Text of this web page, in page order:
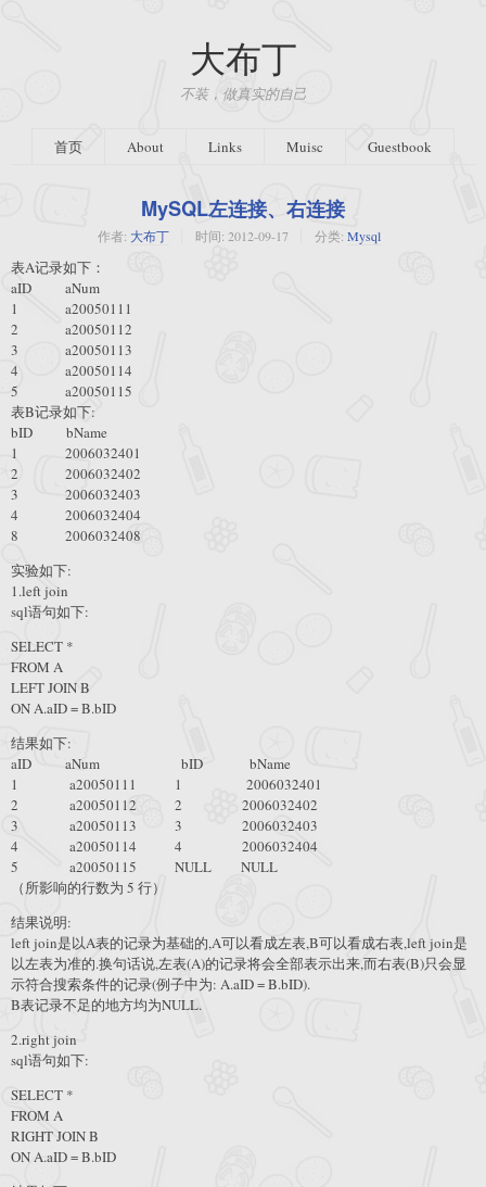
大布丁
不装，做真实的自己
首页 About Links Muisc Guestbook
MySQL左连接、右连接
作者: 大布丁 时间: 2012-09-17 分类: Mysql
表A记录如下：
aID aNum
1 a20050111
2 a20050112
3 a20050113
4 a20050114
5 a20050115
表B记录如下:
bID bName
1 2006032401
2 2006032402
3 2006032403
4 2006032404
8 2006032408
实验如下:
1.left join
sql语句如下:
SELECT *
FROM A
LEFT JOIN B
ON A.aID = B.bID
结果如下:
aID aNum bID bName
1 a20050111 1 2006032401
2 a20050112 2 2006032402
3 a20050113 3 2006032403
4 a20050114 4 2006032404
5 a20050115 NULL NULL
（所影响的行数为 5 行）
结果说明:
left join是以A表的记录为基础的,A可以看成左表,B可以看成右表,left join是
以左表为准的.换句话说,左表(A)的记录将会全部表示出来,而右表(B)只会显
示符合搜索条件的记录(例子中为: A.aID = B.bID).
B表记录不足的地方均为NULL.
2.right join
sql语句如下:
SELECT *
FROM A
RIGHT JOIN B
ON A.aID = B.bID